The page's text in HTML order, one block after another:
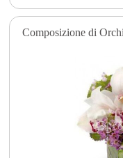
Composizione di